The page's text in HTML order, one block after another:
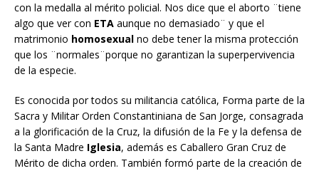
con la medalla al mérito policial. Nos dice que el aborto ¨tiene
algo que ver con ETA aunque no demasiado¨ y que el
matrimonio homosexual no debe tener la misma protección
que los ¨normales¨porque no garantizan la superpervivencia
de la especie.
Es conocida por todos su militancia católica, Forma parte de la
Sacra y Militar Orden Constantiniana de San Jorge, consagrada
a la glorificación de la Cruz, la difusión de la Fe y la defensa de
la Santa Madre Iglesia, además es Caballero Gran Cruz de
Mérito de dicha orden. También formó parte de la creación de